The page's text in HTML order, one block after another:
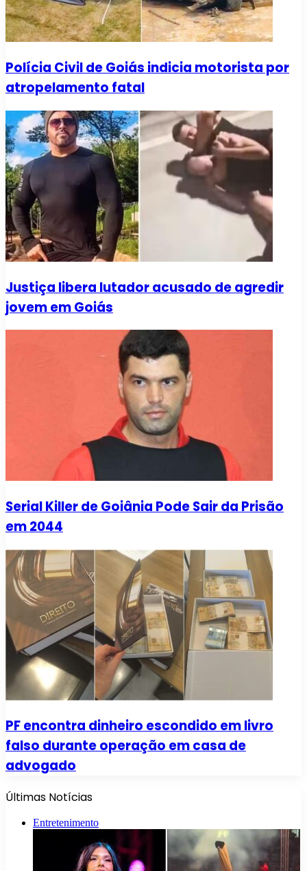
Polícia Civil de Goiás indicia motorista por
atropelamento fatal
Justiça libera lutador acusado de agredir
jovem em Goiás
Serial Killer de Goiânia Pode Sair da Prisão
em 2044
PF encontra dinheiro escondido em livro
falso durante operação em casa de
advogado
Últimas Notícias
Entretenimento